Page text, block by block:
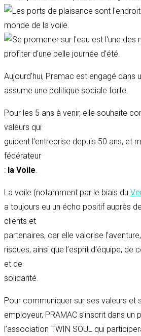
Aujourd’hui, Pramac est engagé dans
assume une politique sociale forte.
Pour les 5 ans à venir, elle souhaite
valeurs qui
guident l’entreprise depuis 50 ans, et
fédérateur
: la Voile.
La voile (notamment par le biais du
a toujours eu un écho positif auprès
clients et
partenaires, car elle valorise
risques, ainsi que l’esprit d’équipe,
et de
solidarité.
Pour communiquer sur ses valeurs et
employeur, PRAMAC s’inscrit dans un
l’association TWIN SOUL qui